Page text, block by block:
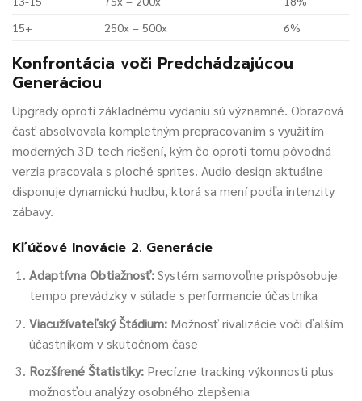
15+
250x – 500x 6%
Konfrontácia voči Predchádzajúcou
Generáciou
Upgrady oproti základnému vydaniu sú významné. Obrazová
časť absolvovala kompletným prepracovaním s využitím
moderných 3D tech riešení, kým čo oproti tomu pôvodná
verzia pracovala s ploché sprites. Audio design aktuálne
disponuje dynamickú hudbu, ktorá sa mení podľa intenzity
zábavy.
Kľúčové Inovácie 2. Generácie
Adaptívna Obtiažnosť:Systém samovoľne prispôsobuje
tempo prevádzky v súlade s performancie účastníka
Viacužívateľský Štádium:Možnosť rivalizácie voči ďalším
účastníkom v skutočnom čase
Rozšírené Štatistiky:Precízne tracking výkonnosti plus
možnosťou analýzy osobného zlepšenia